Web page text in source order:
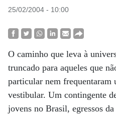
25/02/2004 - 10:00
O caminho que leva à
truncado para aqueles que
particular nem frequentaram
vestibular. Um contingente
jovens no Brasil, egressos